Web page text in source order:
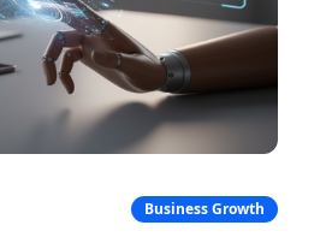
Business Growth